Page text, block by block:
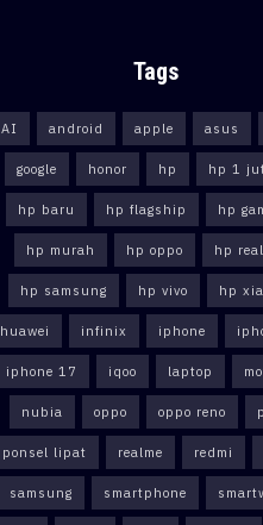
Tags
AI android apple asus
google honor hp hp 1
hp baru hp flagship hp
hp murah hp oppo hp
hp samsung hp vivo hp
huawei infinix iphone
iphone 17 iqoo laptop
nubia oppo oppo reno
ponsel lipat realme redmi
samsung smartphone